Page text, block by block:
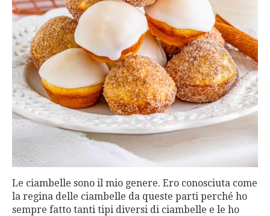
Le ciambelle sono il mio genere. Ero conosciuta come
la regina delle ciambelle da queste parti perché ho
sempre fatto tanti tipi diversi di ciambelle e le ho